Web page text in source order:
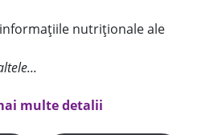
nutriționale ale
multe detalii